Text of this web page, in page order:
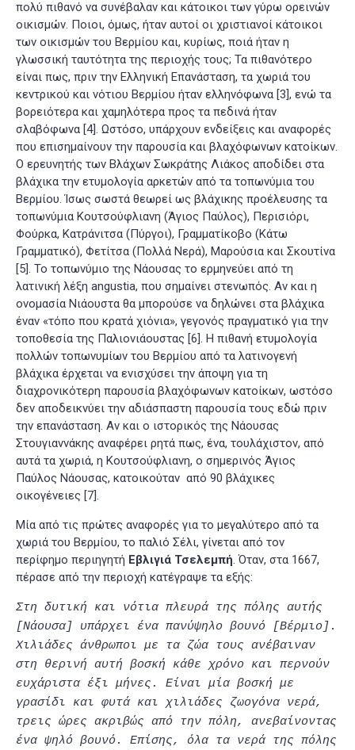
πολύ πιθανό να συνέβαλαν και κάτοικοι των γύρω ορεινών
οικισμών. Ποιοι, όμως, ήταν αυτοί οι χριστιανοί κάτοικοι
των οικισμών του Βερμίου και, κυρίως, ποιά ήταν η
γλωσσική ταυτότητα της περιοχής τους; Τα πιθανότερο
είναι πως, πριν την Ελληνική Επανάσταση, τα χωριά του
κεντρικού και νότιου Βερμίου ήταν ελληνόφωνα [3], ενώ τα
βορειότερα και χαμηλότερα προς τα πεδινά ήταν
σλαβόφωνα [4]. Ωστόσο, υπάρχουν ενδείξεις και αναφορές
που επισημαίνουν την παρουσία και βλαχόφωνων κατοίκων.
Ο ερευνητής των Βλάχων Σωκράτης Λιάκος αποδίδει στα
βλάχικα την ετυμολογία αρκετών από τα τοπωνύμια του
Βερμίου. Ίσως σωστά θεωρεί ως βλάχικης προέλευσης τα
τοπωνύμια Κουτσούφλιανη (Άγιος Παύλος), Περισιόρι,
Φούρκα, Κατράνιτσα (Πύργοι), Γραμματίκοβο (Κάτω
Γραμματικό), Φετίτσα (Πολλά Νερά), Μαρούσια και Σκουτίνα
[5]. Το τοπωνύμιο της Νάουσας το ερμηνεύει από τη
λατινική λέξη angustia, που σημαίνει στενωπός. Αν και η
ονομασία Νιάουστα θα μπορούσε να δηλώνει στα βλάχικα
έναν «τόπο που κρατά χιόνια», γεγονός πραγματικό για την
τοποθεσία της Παλιονιάουστας [6]. Η πιθανή ετυμολογία
πολλών τοπωνυμίων του Βερμίου από τα λατινογενή
βλάχικα έρχεται να ενισχύσει την άποψη για τη
διαχρονικότερη παρουσία βλαχόφωνων κατοίκων, ωστόσο
δεν αποδεικνύει την αδιάσπαστη παρουσία τους εδώ πριν
την επανάσταση. Αν και ο ιστορικός της Νάουσας
Στουγιαννάκης αναφέρει ρητά πως, ένα, τουλάχιστον, από
αυτά τα χωριά, η Κουτσούφλιανη, ο σημερινός Άγιος
Παύλος Νάουσας, κατοικούταν από 90 βλάχικες
οικογένειες [7].
Μία από τις πρώτες αναφορές για το μεγαλύτερο από τα
χωριά του Βερμίου, το παλιό Σέλι, γίνεται από τον
περίφημο περιηγητή Εβλιγιά Τσελεμπή. Όταν, στα 1667,
πέρασε από την περιοχή κατέγραψε τα εξής:
Στη δυτική και νότια πλευρά της πόλης αυτής
[Νάουσα] υπάρχει ένα πανύψηλο βουνό [Βέρμιο].
Χιλιάδες άνθρωποι με τα ζώα τους ανέβαιναν
στη θερινή αυτή βοσκή κάθε χρόνο και περνούν
ευχάριστα έξι μήνες. Είναι μία βοσκή με
γρασίδι και φυτά και χιλιάδες ζωογόνα νερά,
τρεις ώρες ακριβώς από την πόλη, ανεβαίνοντας
ένα ψηλό βουνό. Επίσης, όλα τα νερά της πόλης